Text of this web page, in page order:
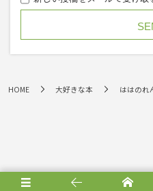
HOME 大好きな本 ははのれ